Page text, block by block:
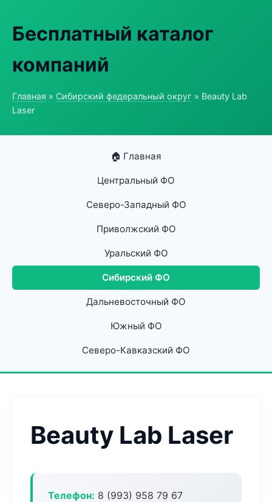
Бесплатный каталог
компаний
Главная » Сибирский федеральный округ » Beauty Lab
Laser
🏠 Главная
Центральный ФО
Северо-Западный ФО
Приволжский ФО
Уральский ФО
Сибирский ФО
Дальневосточный ФО
Южный ФО
Северо-Кавказский ФО
Beauty Lab Laser
Телефон: 8 (993) 958 79 67